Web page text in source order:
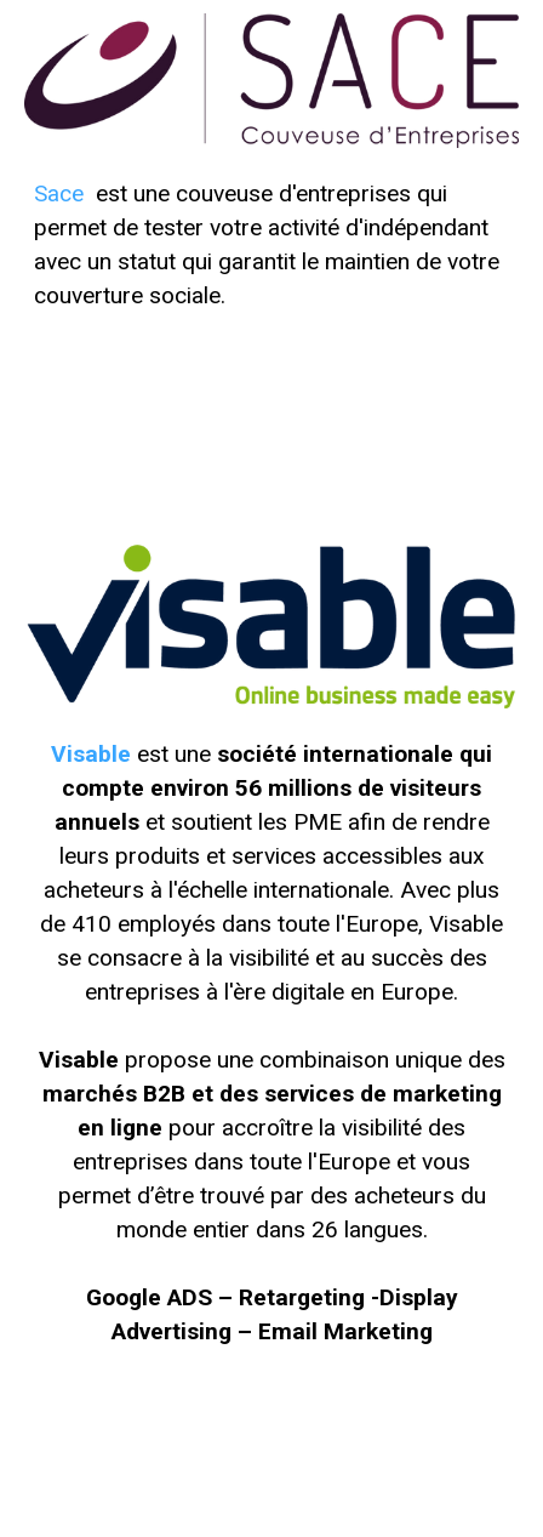
Sace est une couveuse d'entreprises qui
permet de tester votre activité d'indépendant
avec un statut qui garantit le maintien de votre
couverture sociale.
Visable est une société internationale qui
compte environ 56 millions de visiteurs
annuelset soutient les PME afin de rendre
leurs produits et services accessibles aux
acheteurs à l'échelle internationale. Avec plus
de 410 employés dans toute l'Europe, Visable
se consacre à la visibilité et au succès des
entreprises à l'ère digitale en Europe.
Visable propose une combinaison unique des
marchés B2B et des services de marketing
en ligne pour accroître la visibilité des
entreprises dans toute l'Europe et vous
permet d’être trouvé par des acheteurs du
monde entier dans 26 langues.
Google ADS – Retargeting -Display
Advertising – Email Marketing